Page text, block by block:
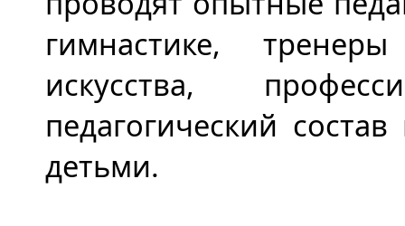
гимнастике,
искусства,
педагогический
детьми.